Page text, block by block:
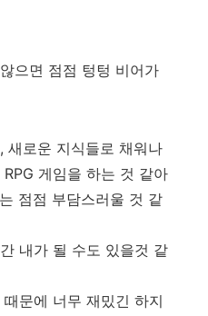
으면 점점 텅텅 비어가
새로운 지식들로 채워나
게임을 하는 것 같아
점점 부담스러울 것 같
내가 될 수도 있을것 같
문에 너무 재밌긴 하지